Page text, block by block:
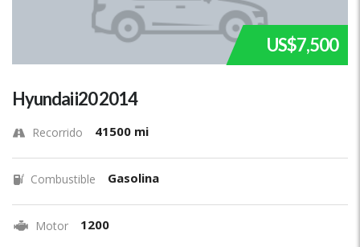
US$7,500
Hyundai i20 2014
Recorrido 41500 mi
Combustible Gasolina
Motor 1200